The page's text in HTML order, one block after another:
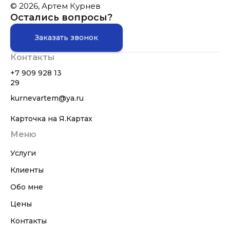
© 2026, Артем Курнев
Остались вопросы?
Заказать звонок
Контакты
+7 909 928 13
29
kurnevartem@ya.ru
Карточка на Я.Картах
Меню
Услуги
Клиенты
Обо мне
Цены
Контакты